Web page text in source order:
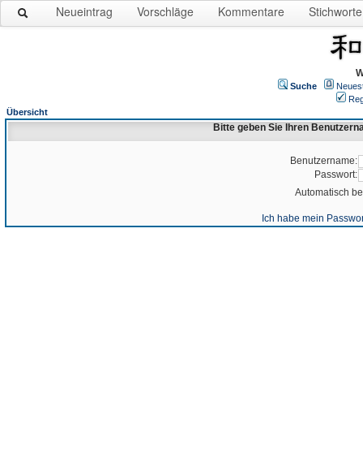
Neueintrag Vorschläge Kommentare Stichworte
Suche
Übersicht
Bitte geben Sie Ihren
Benutzername:
Passwort:
Automatisch
Ich habe mein